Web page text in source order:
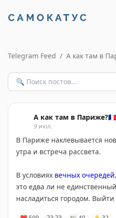
Telegram Feed / А как там в
А как там в Париже?🇫🇷
9 июл.
В Париже наклевывается
утра и встреча рассвета.
В условиях вечных очередей
это едва ли не
насладиться городом.